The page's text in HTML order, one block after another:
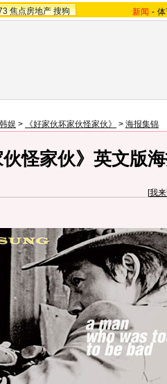
焦点房地产 搜狗 新闻 -
娱 > 《好家伙坏家伙怪家伙》 > 海报集锦
伙怪家伙》英文版
[我